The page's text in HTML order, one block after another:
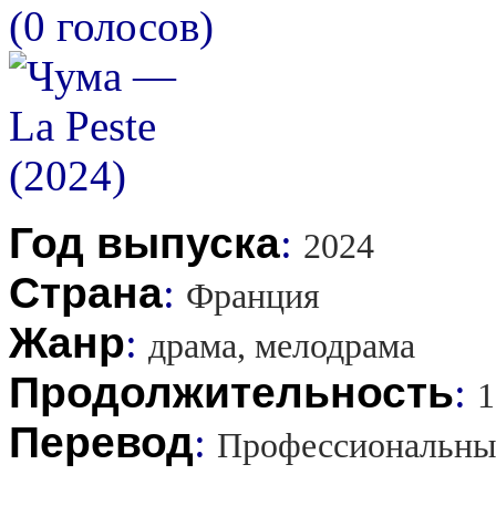
(0 голосов)
Год выпуска: 2024
Страна: Франция
Жанр: драма, мелодрама
Продолжительность:
Перевод: